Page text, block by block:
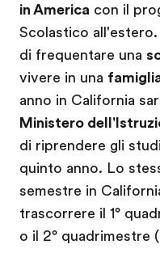
in America con il
Scolastico
di frequentare una
vivere in una
anno in California
Ministero
di riprendere gli
quinto anno. Lo
semestre in
trascorrere il 1°
o il 2° quadrimestre